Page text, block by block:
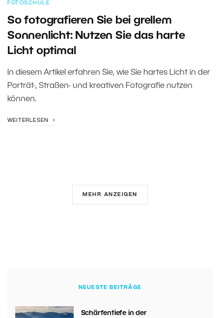
FOTOSCHULE
So fotografieren Sie bei grellem
Sonnenlicht: Nutzen Sie das harte
Licht optimal
In diesem Artikel erfahren Sie, wie Sie hartes Licht in der
Porträt-, Straßen- und kreativen Fotografie nutzen
können.
WEITERLESEN
MEHR ANZEIGEN
NEUESTE BEITRÄGE
Schärfentiefe in der